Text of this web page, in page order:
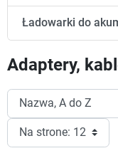
Ładowarki do
Adaptery,